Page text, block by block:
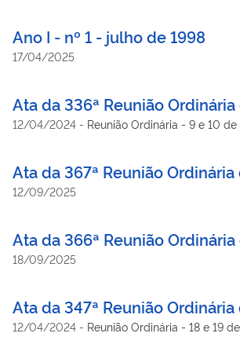
Ano I - nº 1 - julho de 1998
17/04/2025
Ata da 336ª Reunião Ordinária
12/04/2024 - Reunião Ordinária - 9 e 10
Ata da 367ª Reunião Ordinária
12/09/2025
Ata da 366ª Reunião Ordinária
18/09/2025
Ata da 347ª Reunião Ordinária
12/04/2024 - Reunião Ordinária - 18 e 19